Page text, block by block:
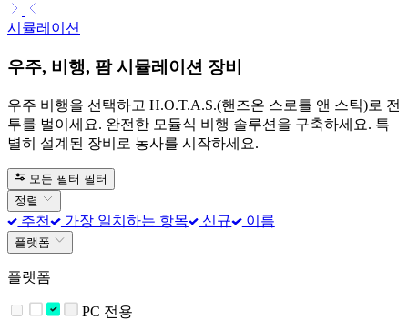
시뮬레이션
우주, 비행, 팜 시뮬레이션 장비
우주 비행을 선택하고 H.O.T.A.S.(핸즈온 스로틀 앤 스틱)로 전
투를 벌이세요. 완전한 모듈식 비행 솔루션을 구축하세요. 특
별히 설계된 장비로 농사를 시작하세요.
모든 필터 필터
정렬
추천 가장 일치하는 항목 신규 이름
플랫폼
플랫폼
PC 전용